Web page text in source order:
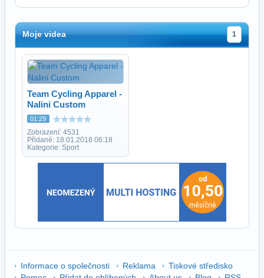
Moje videa 1
Team Cycling Apparel -
Nalini Custom
01:29
Zobrazení: 4531
Přidané: 18.01.2018 06:18
Kategorie: Sport
Informace o společnosti Reklama
Tiskové středisko